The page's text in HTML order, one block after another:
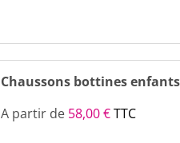
Chaussons bottines enfants
A partir de 58,00 €TTC